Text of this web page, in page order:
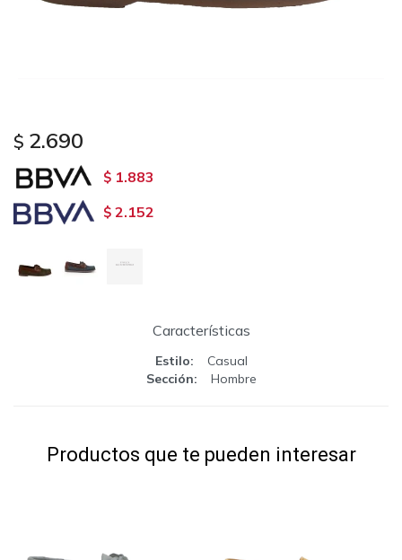
$ 2.690
$ 1.883
$ 2.152
Características
Estilo
Casual
Sección
Hombre
Productos que te pueden interesar